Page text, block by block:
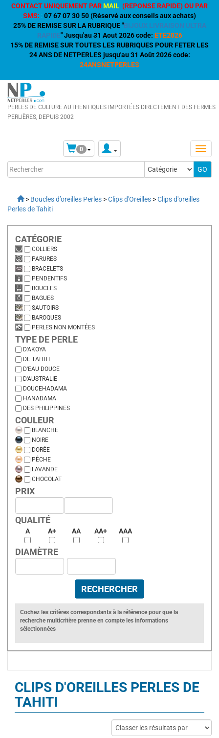
CONTACT UNIQUEMENT PARMAIL (REPONSE RAPIDE) OU PAR
SMS: :07 67 07 30 50 (Réservé aux conseils aux achats)
25% DE REMISE SUR LA RUBRIQUE "BIJOUX LIVRAISON ULTRA
RAPIDE" Jusqu'au 31 Aout 2026 code: ETE2026
15% DE REMISE SUR TOUTES LES RUBRIQUES POUR FETER LES
24 ANS DE NETPERLES jusqu'au 31 Août 2026 code:
24ANSNETPERLES
PERLES DE CULTURE AUTHENTIQUES IMPORTÉES DIRECTEMENT DES FERMES
PERLIÈRES, DEPUIS 2002
0
> Boucles d’oreilles Perles >Clips d'Oreilles >Clips d'oreilles
Perles de Tahiti
CATÉGORIE
COLLIERS
PARURES
BRACELETS
PENDENTIFS
BOUCLES
BAGUES
SAUTOIRS
BAROQUES
PERLES NON MONTÉES
TYPE DE PERLE
D'AKOYA
DE TAHITI
D'EAU DOUCE
D'AUSTRALIE
DOUCEHADAMA
HANADAMA
DES PHILIPPINES
COULEUR
BLANCHE
NOIRE
DORÉE
PÊCHE
LAVANDE
CHOCOLAT
PRIX
QUALITÉ
A A+ AA AA+ AAA
DIAMÈTRE
Cochez les critères correspondants à la référence pour que la
recherche multicritère prenne en compte les informations
sélectionnées
CLIPS D'OREILLES PERLES DE
TAHITI